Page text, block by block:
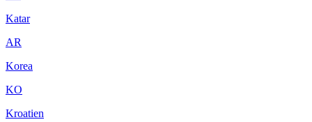
Katar
AR
Korea
KO
Kroatien